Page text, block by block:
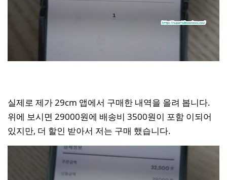
실제로 제가 29cm 앱에서 구매한 내역을 올려 봅니다.
위에 보시면 29000원에 배송비 3500원이 포함 이되어
있지만, 더 할인 받아서 저는 구매 했습니다.